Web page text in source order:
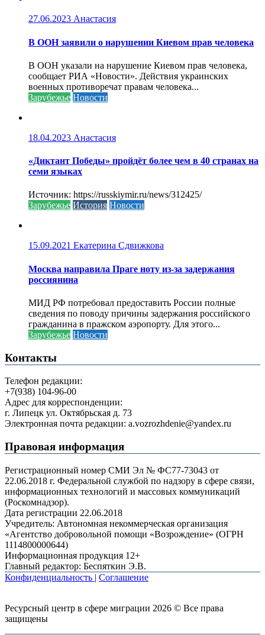
27.06.2023 Анастасия
В ООН заявили о нарушении Киевом прав человека
В ООН указали на нарушение Киевом прав человека,
сообщает РИА «Новости». Действия украинских
военных противоречат правам человека...
Зарубежье Новости
18.04.2023 Анастасия
«Диктант Победы» пройдёт более чем в 40 странах на
семи языках
Источник: https://russkiymir.ru/news/312425/
Зарубежье История Новости
15.09.2021 Екатерина Сдвижкова
Москва направила Праге ноту из-за задержания
россиянина
МИД РФ потребовал предоставить России полные
сведения по поводу причины задержания российского
гражданина в пражском аэропорту. Для этого...
Зарубежье Новости
Контакты
Телефон редакции:
+7(938) 104-96-00
Адрес для корреспонденции:
г. Липецк ул. Октябрьская д. 73
Электронная почта редакции: a.vozrozhdenie@yandex.ru
Правовая информация
Регистрационный номер СМИ Эл № ФС77-73043 от
22.06.2018 г. Федеральной службой по надзору в сфере связи,
информационных технологий и массовых коммуникаций
(Роскомнадзор).
Дата регистрации 22.06.2018
Учредитель: Автономная некоммерческая организация
«Агентство добровольной помощи «Возрождение» (ОГРН
1114800000644)
Информационная продукция 12+
Главный редактор: Беспяткин Э.В.
Конфиденциальность | Соглашение
Ресурсный центр в сфере миграции 2026 © Все права
защищены